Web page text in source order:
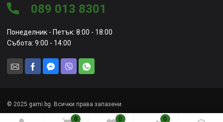
0 0 0
089 013 8301
Понеделник - Петък: 8:00 - 18:00
Събота: 9:00 - 14:00
© 2025 gami.bg. Всички права запазени.
Уеб сайт от Marketing Vision